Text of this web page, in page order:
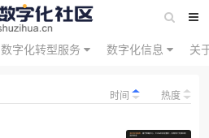
数字化转型服务 数字化信息 关
时间 热度